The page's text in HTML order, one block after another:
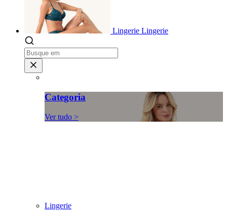
Lingerie Lingerie
Categoria
Ver tudo >
Lingerie